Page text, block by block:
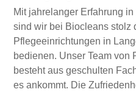
Mit jahrelanger Erfahrung
sind wir bei Biocleans stolz
Pflegeeinrichtungen in
bedienen. Unser Team von
besteht aus geschulten
es ankommt. Die